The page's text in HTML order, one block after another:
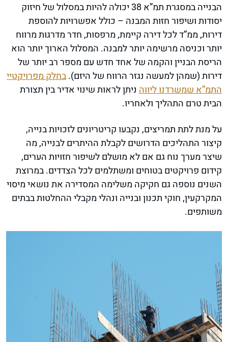
הבנייה במסגרת תמ”א 38 יכולה להיות במסלול של חיזוק
יסודות ושיפור חזות המבנה – כולל אפשרויות להוספת
דירות, ממ”ד לכל דירה קיימת, מרפסות, חדר מדרגות מרווח
יותר וכניסה מרשימה יותר למבנה. המסלול הארוך יותר הוא
הריסת הבניין והקמה של אחד חדש עם מספר רב יותר של
דירות (שמהן למעשה נגזר הרווח של היזם).בחלק מפרויקטיי
התמ”א שמשרדנו ליווה ניתן לראות שינוי אדיר בין תצורת
הבית טרם התהליך ולאחריו.
על מנת לתת תמריצים, נקבעו קריטריונים לזכויות בנייה,
קיצור התהליכים הדרושים לקבלת ההיתרים לבנייה, מה
שיצר מערך נוח גם אם לא מושלם לשיפור חזויות הערים,
קידום פרויקטים בטוחים ומשתלמים לכל הצדדים. במרוצת
השנים נוספה גם חקיקה משלימה המסדירה את נושאי מיסוי
המקרקעין, חוקי תכנון ובנייה ונהלי מקבלי ההחלטות בבתים
משותפים.